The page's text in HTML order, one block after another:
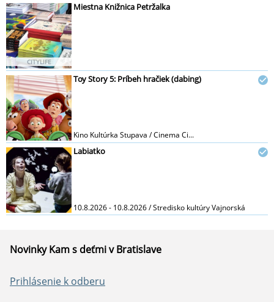
CITYLIFE
Miestna Knižnica Petržalka
Toy Story 5: Príbeh hračiek (dabing)
Kino Kultúrka Stupava / Cinema Ci...
Labiatko
10.8.2026 - 10.8.2026 / Stredisko kultúry Vajnorská
Novinky Kam s deťmi v Bratislave
Prihlásenie k odberu